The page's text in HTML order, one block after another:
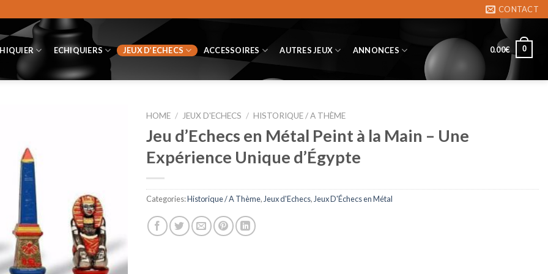
CONTACT
ECHIQUIERS JEUX D’ECHECS ACCESSOIRES AUTRES JEUX ANNONCES 0.00€ 0
HOME / JEUX D'ECHECS / HISTORIQUE / A THÈME
Jeu d’Echecs en Métal Peint à la Main – Une
Expérience Unique d’Égypte
Categories:Historique / A Thème, Jeux d'Echecs, Jeux D'Échecs en Métal